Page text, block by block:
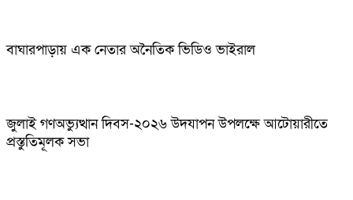
বাঘারপাড়ায় এক নেতার অনৈতিক ভিডিও ভাইরাল
জুলাই গণঅভ্যুত্থান দিবস-২০২৬ উদযাপন উপলক্ষে আটোয়ারীতে
প্রস্তুতিমূলক সভা